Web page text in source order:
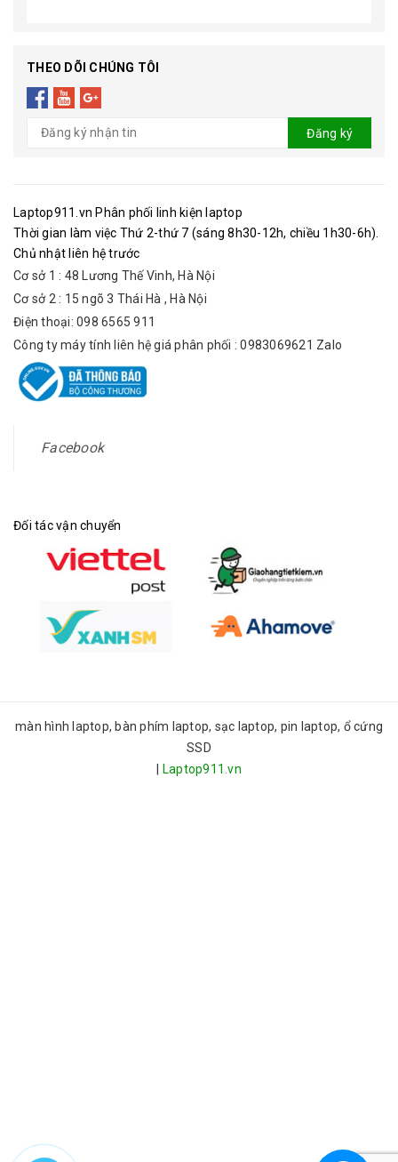
THEO DÕI CHÚNG TÔI
Đăng ký
Laptop911.vn Phân phối linh kiện laptop
Thời gian làm việc Thứ 2-thứ 7 (sáng 8h30-12h, chiều 1h30-6h).
Chủ nhật liên hệ trước
Cơ sở 1 : 48 Lương Thế Vinh, Hà Nội
Cơ sở 2 : 15 ngõ 3 Thái Hà , Hà Nội
Điện thoại: 098 6565 911
Công ty máy tính liên hệ giá phân phối : 0983069621 Zalo
Facebook
Đối tác vận chuyển
màn hình laptop, bàn phím laptop, sạc laptop, pin laptop, ổ cứng
SSD
Laptop911.vn